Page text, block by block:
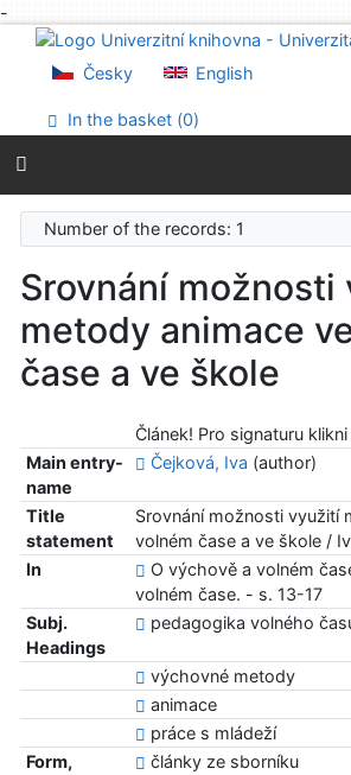
-
Go to content
Go to menu
Accessibility declaration
Česky English
In the basket (0)
Number of the records: 1
Srovnání možnosti
metody animace
čase a ve škole
Článek! Pro signaturu
Main entry-
name
Čejková, Iva (author)
Title
statement
Srovnání možnosti využití
volném čase a ve škole /
In
O výchově a volném
volném čase. - s. 13-17
Subj.
Headings
pedagogika volného
výchovné metody
animace
práce s mládeží
Form,
články ze sborníku